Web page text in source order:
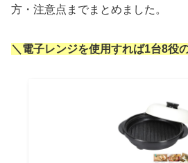
方・注意点までまとめました。
＼電子レンジを使用すれば1台8役